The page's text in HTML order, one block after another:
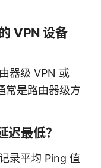
VPN 设备
器级 VPN 或
常是路由器级方
最低？
录平均 Ping 值